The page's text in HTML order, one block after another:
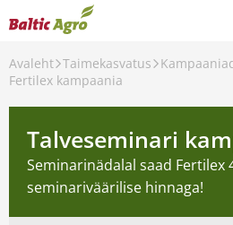
Avaleht Taimekasvatus
Fertilex kampaania
Talveseminari
Seminarinädalal saad Fertilex
seminariväärilise hinnaga!
Taimekasvatus
Profiaiandus
Koduaed